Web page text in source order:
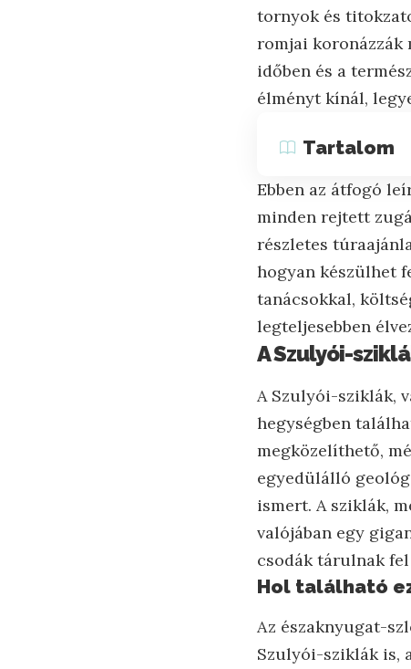
tornyok és
romjai koronázzák
időben és a
élményt kínál,
Tartalom
Ebben az átfogó
minden rejtett
részletes
hogyan készülhet
tanácsokkal,
legteljesebben
A Szulyói-
A Szulyói-sziklák,
hegységben
megközelíthető,
egyedülálló
ismert. A sziklák,
valójában egy
csodák tárulnak
Hol található
Az északnyugat-
Szulyói-sziklák is,